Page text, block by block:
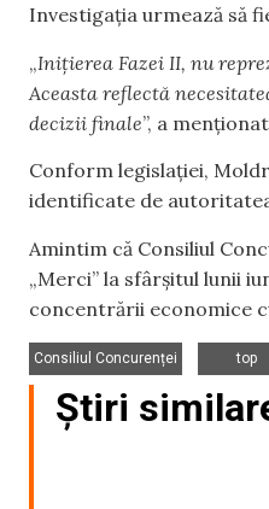
Investigația urmează să
„Inițierea Fazei II, nu
Aceasta reflectă
decizii finale”, a
Conform legislației,
identificate de
Amintim că Consiliul
„Merci” la sfârșitul lunii
concentrării economice
Consiliul Concurenței
top
Știri